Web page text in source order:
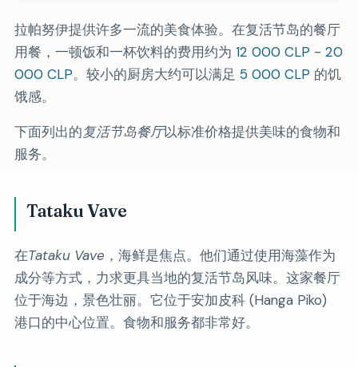
拉帕努伊提供许多一流的美食体验。在复活节岛的餐厅
用餐，一顿饭和一杯饮料的费用约为 12 000 CLP- 20
000 CLP。较小的厨房大约可以满足 5 000 CLP的饥
饿感。
下面列出的复活节岛餐厅以标准价格提供美味的食物和
服务。
Tataku Vave
在Tataku Vave ，海鲜是焦点。他们通过使用海藻作为
成分等方式，力求更具当地的复活节岛风味。这家餐厅
位于海边，景色壮丽。它位于安加皮科 (Hanga Piko)
港口的中心位置。食物和服务都非常好。